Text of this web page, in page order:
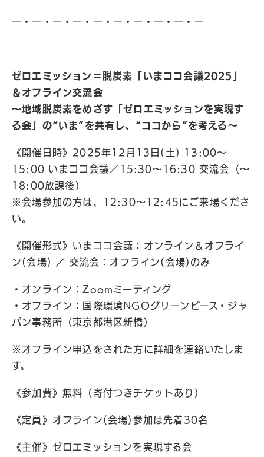
ー・ー・ー・ー・ー・ー・ー・ー・ー・ー
ゼロエミッション＝脱炭素「いまココ会議2025」
＆オフライン交流会
〜地域脱炭素をめざす「ゼロエミッションを実現す
る会」の“いま”を共有し、“ココから”を考える〜
《開催日時》2025年12月13日(土) 13:00〜
15:00 いまココ会議／15:30〜16:30 交流会（〜
18:00放課後）
※会場参加の方は、12:30〜12:45にご来場くださ
い。
《開催形式》いまココ会議：オンライン＆オフライ
ン(会場) ／ 交流会：オフライン(会場)のみ
・オンライン：Zoomミーティング
・オフライン：国際環境NGOグリーンピース・ジャ
パン事務所（東京都港区新橋）
※オフライン申込をされた方に詳細を連絡いたしま
す。
《参加費》無料（寄付つきチケットあり）
《定員》オフライン(会場)参加は先着30名
《主催》ゼロエミッションを実現する会